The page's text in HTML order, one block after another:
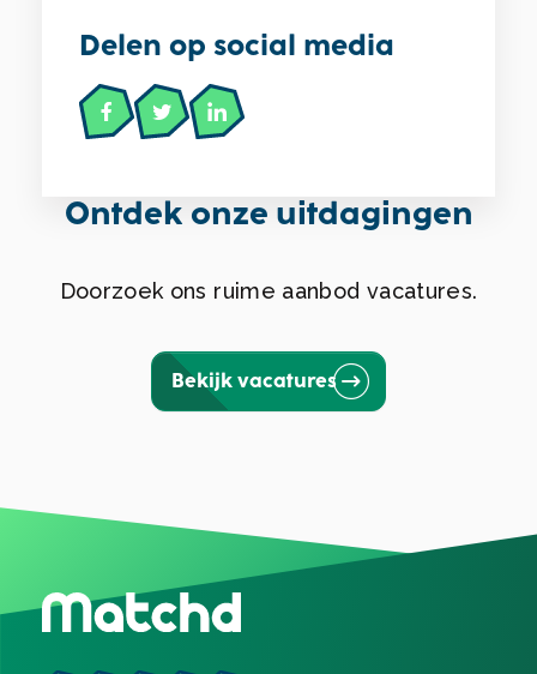
Delen op social media
Ontdek onze uitdagingen
Doorzoek ons ruime aanbod vacatures.
Bekijk vacatures